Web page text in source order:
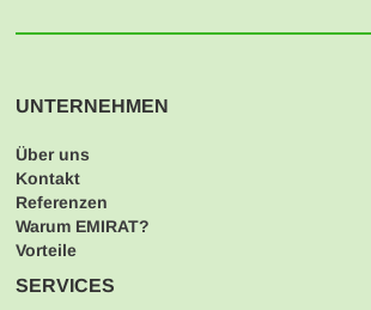
UNTERNEHMEN
Über uns
Kontakt
Referenzen
Warum EMIRAT?
Vorteile
SERVICES